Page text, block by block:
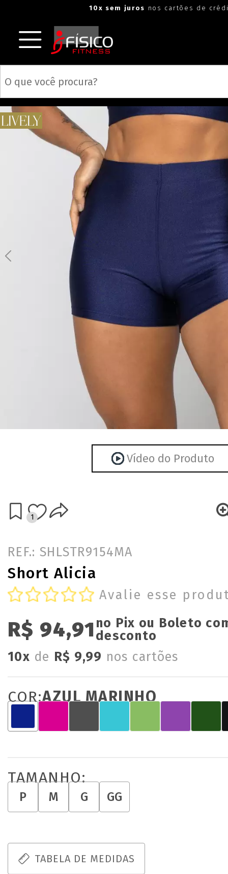
10x sem juros nos cartões de
Vídeo do Produto
1
REF.: SHLSTR9154MA
Short Alicia
Avalie esse
R$ 94,91 no Pix ou Boleto
desconto
10x de R$ 9,99 nos cartões
COR:AZUL MARINHO
TAMANHO:
P M G GG
TABELA DE MEDIDAS